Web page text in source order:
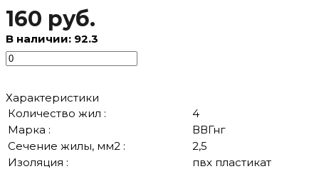
160 руб.
В наличии: 92.3
Характеристики
Количество жил :
4
Марка :
ВВГнг
Сечение жилы, мм2 :
2,5
Изоляция :
пвх пластикат